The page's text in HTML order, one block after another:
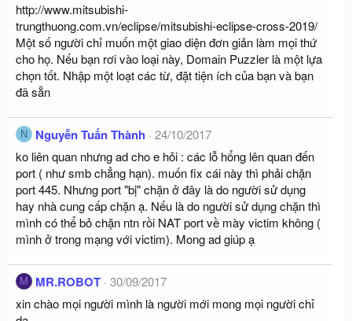
http://www.mitsubishi-
trungthuong.com.vn/eclipse/mitsubishi-eclipse-cross-2019/
Một số người chỉ muốn một giao diện đơn giản làm mọi thứ
cho họ. Nếu bạn rơi vào loại này, Domain Puzzler là một lựa
chọn tốt. Nhập một loạt các từ, đặt tiện ích của bạn và bạn
đã sẵn
N Nguyễn Tuấn Thành
24/10/2017
ko liên quan nhưng ad cho e hỏi : các lỗ hổng lên quan đến
port ( như smb chẳng hạn). muốn fix cái này thì phải chặn
port 445. Nhưng port "bị" chặn ở đây là do người sử dụng
hay nhà cung cấp chặn ạ. Nếu là do người sử dụng chặn thì
mình có thể bỏ chặn ntn rồi NAT port về mày victim không (
mình ở trong mạng với victim). Mong ad giúp ạ
M MR.ROBOT 30/09/2017
xin chào mọi người mình là người mới mong mọi người chỉ